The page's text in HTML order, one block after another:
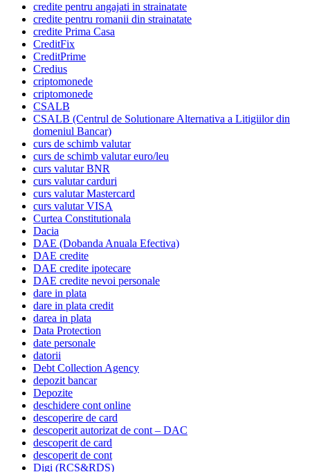
credite pentru angajati in strainatate
credite pentru romanii din strainatate
credite Prima Casa
CreditFix
CreditPrime
Credius
criptomonede
criptomonede
CSALB
CSALB (Centrul de Solutionare Alternativa a Litigiilor din
domeniul Bancar)
curs de schimb valutar
curs de schimb valutar euro/leu
curs valutar BNR
curs valutar carduri
curs valutar Mastercard
curs valutar VISA
Curtea Constitutionala
Dacia
DAE (Dobanda Anuala Efectiva)
DAE credite
DAE credite ipotecare
DAE credite nevoi personale
dare in plata
dare in plata credit
darea in plata
Data Protection
date personale
datorii
Debt Collection Agency
depozit bancar
Depozite
deschidere cont online
descoperire de card
descoperit autorizat de cont – DAC
descoperit de card
descoperit de cont
Digi (RCS&RDS)